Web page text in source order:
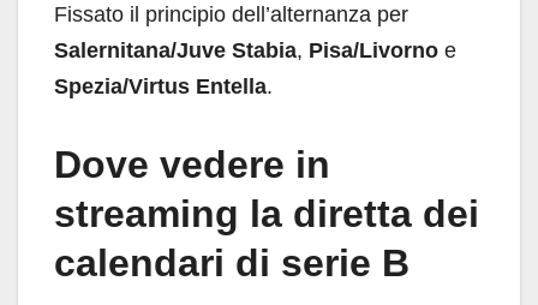
Fissato il principio dell’alternanza per
Salernitana/Juve Stabia, Pisa/Livorno e
Spezia/Virtus Entella.
Dove vedere in
streaming la diretta dei
calendari di serie B